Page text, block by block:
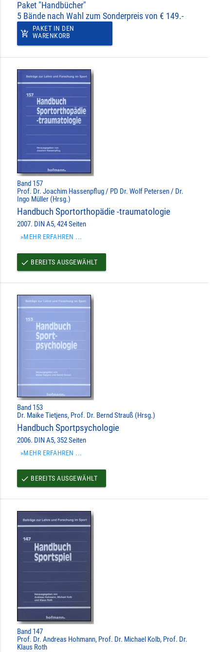
Paket "Handbücher"
5 Bände nach Wahl zum Sonderpreis von € 149.-
add_shopping_cart
PAKET IN DEN
WARENKORB
Band 157
Prof. Dr. Joachim Hassenpflug / PD Dr. Wolf Petersen / Dr.
Ingo Müller (Hrsg.)
Handbuch Sportorthopädie -traumatologie
2007. DIN A5, 424 Seiten
»MEHR ERFAHREN ...
done BEREITS AUSGEWÄHLT
Band 153
Dr. Maike Tietjens, Prof. Dr. Bernd Strauß (Hrsg.)
Handbuch Sportpsychologie
2006. DIN A5, 352 Seiten
»MEHR ERFAHREN ...
done BEREITS AUSGEWÄHLT
Band 147
Prof. Dr. Andreas Hohmann, Prof. Dr. Michael Kolb, Prof. Dr.
Klaus Roth